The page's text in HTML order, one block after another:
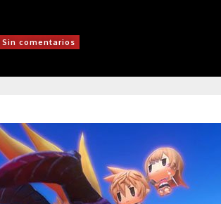
Sin comentarios